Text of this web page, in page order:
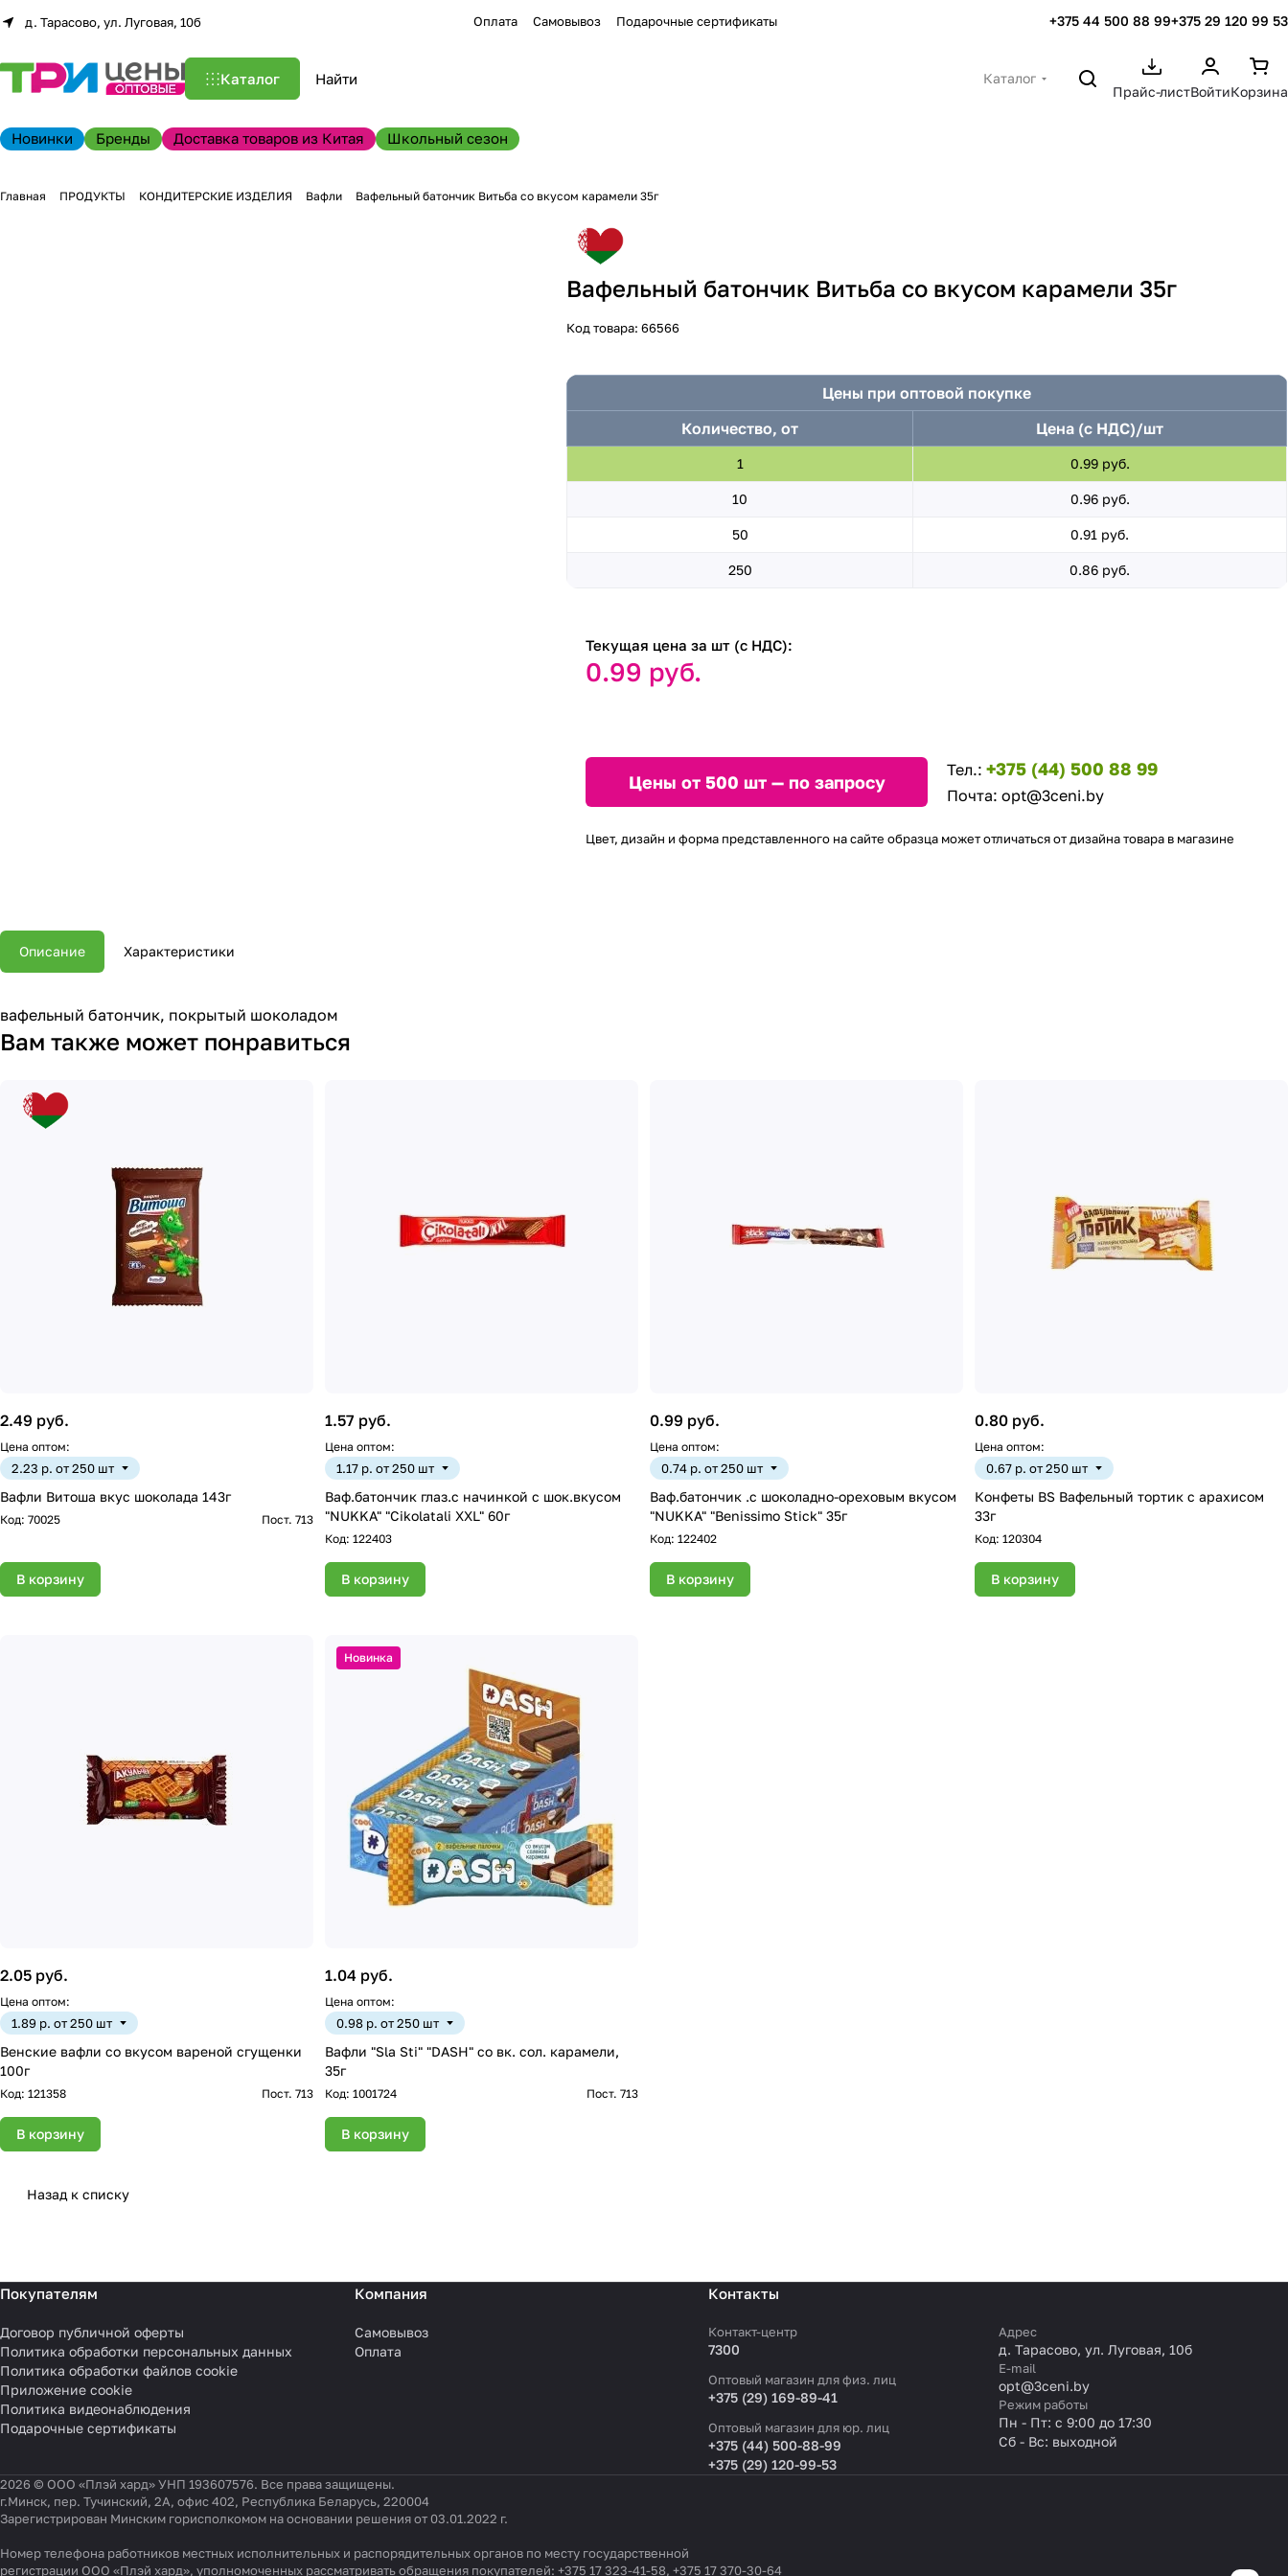
д. Тарасово, ул. Луговая, 10б Оплата Самовывоз Подарочные сертификаты +375 44 500 88 99+375 29 120 99 53
Каталог
Каталог
Прайс-листВойтиКорзина
Новинки Бренды Доставка товаров из Китая Школьный сезон
Главная ПРОДУКТЫ КОНДИТЕРСКИЕ ИЗДЕЛИЯ Вафли Вафельный батончик Витьба со вкусом карамели 35г
Вафельный батончик Витьба со вкусом карамели 35г
Код товара:66566
Цены при оптовой покупке
Количество, от
Цена (с НДС)/шт
1 0.99 руб.
10 0.96 руб.
50 0.91 руб.
250 0.86 руб.
Текущая цена за шт (с НДС):
0.99 руб.
Цены от 500 шт — по запросу
Тел.: +375 (44) 500 88 99
Почта: opt@3ceni.by
Цвет, дизайн и форма представленного на сайте образца может отличаться от дизайна товара в магазине
Описание Характеристики
вафельный батончик, покрытый шоколадом
Вам также может понравиться
2.49 руб.
Цена оптом:
2.23 р. от 250 шт
Вафли Витоша вкус шоколада 143г
Код: 70025 Пост. 713
В корзину
1.57 руб.
Цена оптом:
1.17 р. от 250 шт
Ваф.батончик глаз.с начинкой с шок.вкусом
"NUKKA" "Cikolatali XXL" 60г
Код: 122403
В корзину
0.99 руб.
Цена оптом:
0.74 р. от 250 шт
Ваф.батончик .с шоколадно-ореховым вкусом
"NUKKA" "Benissimo Stick" 35г
Код: 122402
В корзину
0.80 руб.
Цена оптом:
0.67 р. от 250 шт
Конфеты BS Вафельный тортик с арахисом
33г
Код: 120304
В корзину
2.05 руб.
Цена оптом:
1.89 р. от 250 шт
Венские вафли со вкусом вареной сгущенки
100г
Код: 121358 Пост. 713
В корзину
Новинка
1.04 руб.
Цена оптом:
0.98 р. от 250 шт
Вафли "Sla Sti" "DASH" со вк. сол. карамели,
35г
Код: 1001724 Пост. 713
В корзину
Назад к списку
Покупателям
Договор публичной оферты
Политика обработки персональных данных
Политика обработки файлов cookie
Приложение cookie
Политика видеонаблюдения
Подарочные сертификаты
Компания
Самовывоз
Оплата
Контакты
Контакт-центр
7300
Оптовый магазин для физ. лиц
+375 (29) 169-89-41
Оптовый магазин для юр. лиц
+375 (44) 500-88-99
+375 (29) 120-99-53
Адрес
д. Тарасово, ул. Луговая, 10б
E-mail
opt@3ceni.by
Режим работы
Пн - Пт: с 9:00 до 17:30
Сб - Вс: выходной
2026 © ООО «Плэй хард» УНП 193607576. Все права защищены.
г.Минск, пер. Тучинский, 2А, офис 402, Республика Беларусь, 220004
Зарегистрирован Минским горисполкомом на основании решения от 03.01.2022 г.
Номер телефона работников местных исполнительных и распорядительных органов по месту государственной
регистрации ООО «Плэй хард», уполномоченных рассматривать обращения покупателей: +375 17 323-41-58, +375 17 370-30-64